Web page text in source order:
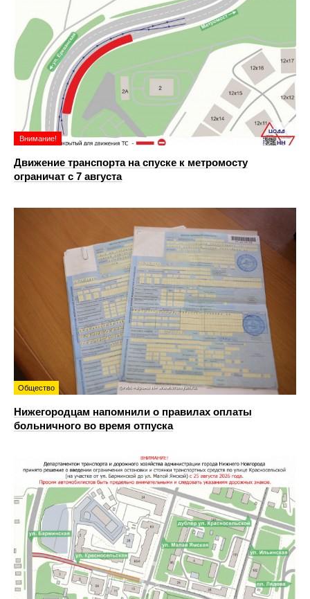
Внимание!
Движение транспорта на спуске к метромосту
ограничат с 7 августа
Общество
Нижегородцам напомнили о правилах оплаты
больничного во время отпуска